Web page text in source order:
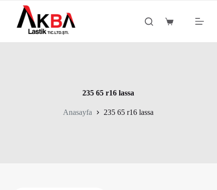
Shopping
235 65 r16 lassa
Anasayfa 235 65 r16 lassa